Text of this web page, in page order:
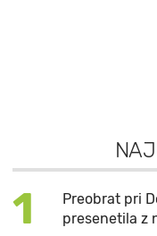
1
Preobrat pri
presenetila z